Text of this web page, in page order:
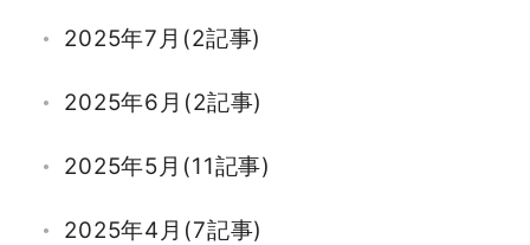
2025年7月(2記事)
2025年6月(2記事)
2025年5月(11記事)
2025年4月(7記事)